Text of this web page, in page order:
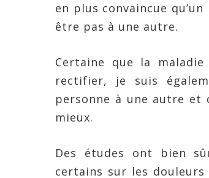
en plus convaincue
être pas à une autre.
Certaine que la
rectifier, je suis
personne à une autre et
mieux.
Des études ont bien
certains sur les